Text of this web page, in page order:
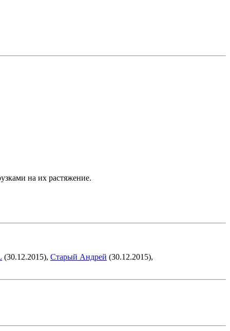
на их растяжение.
(30.12.2015), Старый Андрей (30.12.2015),